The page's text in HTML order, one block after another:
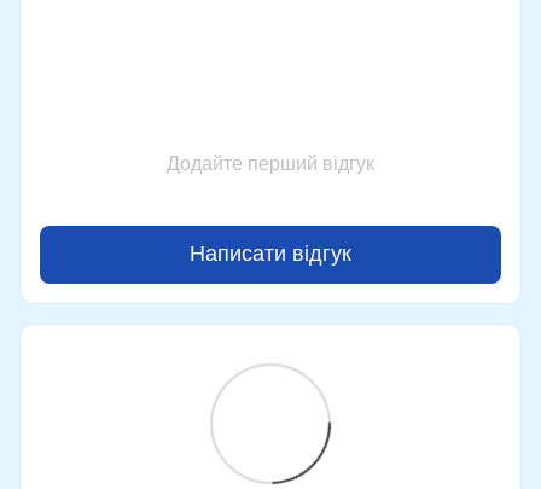
Додайте перший відгук
Написати відгук